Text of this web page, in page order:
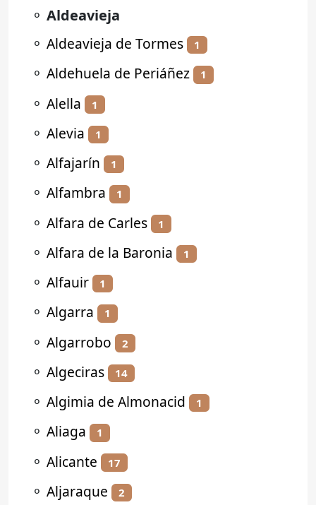
⚬ Aldeavieja
⚬ Aldeavieja de Tormes 1
⚬ Aldehuela de Periáñez 1
⚬ Alella 1
⚬ Alevia 1
⚬ Alfajarín 1
⚬ Alfambra 1
⚬ Alfara de Carles 1
⚬ Alfara de la Baronia 1
⚬ Alfauir 1
⚬ Algarra 1
⚬ Algarrobo 2
⚬ Algeciras 14
⚬ Algimia de Almonacid 1
⚬ Aliaga 1
⚬ Alicante 17
⚬ Aljaraque 2